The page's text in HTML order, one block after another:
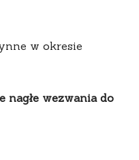
w okresie
nagłe wezwania do